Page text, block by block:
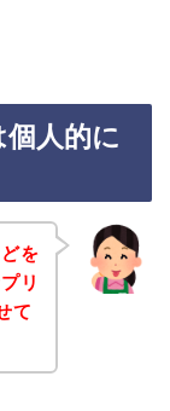
人的に
を
リ
て